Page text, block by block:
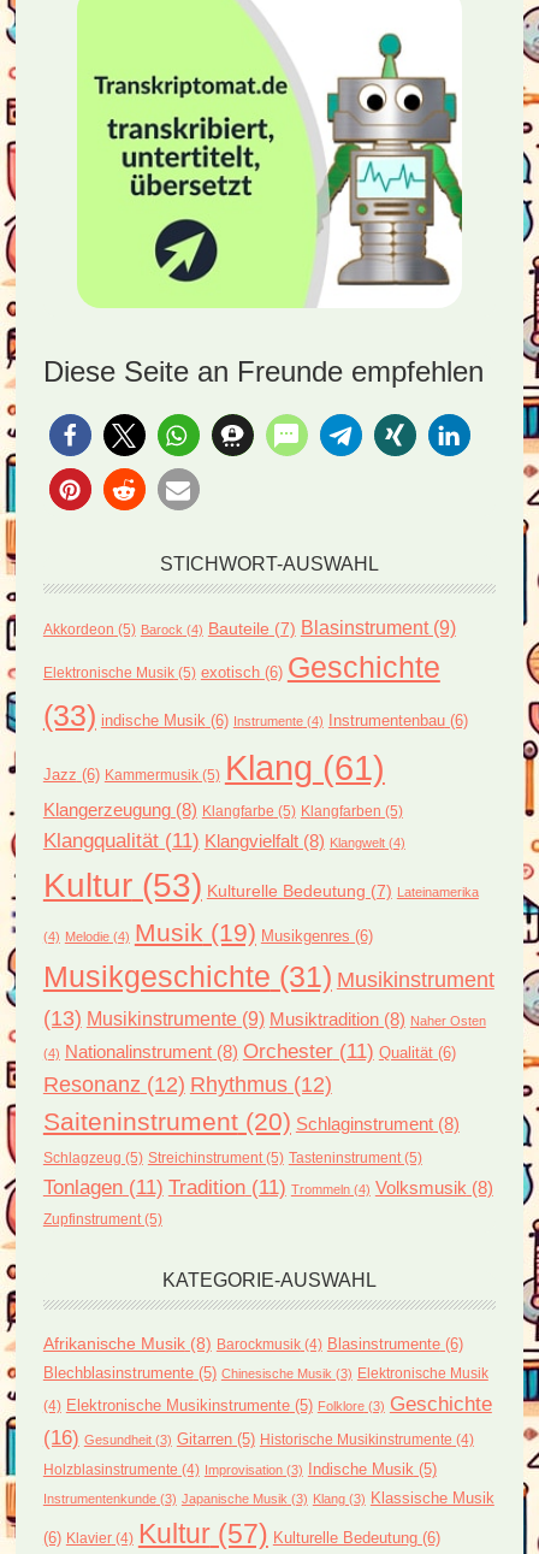
Diese Seite an Freunde empfehlen
STICHWORT-AUSWAHL
Akkordeon (5) Barock (4) Bauteile (7) Blasinstrument(9)
Elektronische Musik(5) exotisch(6) Geschichte
(33) indische Musik (6) Instrumente(4) Instrumentenbau(6)
Jazz (6) Kammermusik(5) Klang (61)
Klangerzeugung(8) Klangfarbe (5) Klangfarben (5)
Klangqualität(11) Klangvielfalt(8) Klangwelt(4)
Kultur(53) Kulturelle Bedeutung (7) Lateinamerika
(4) Melodie(4) Musik (19) Musikgenres (6)
Musikgeschichte (31) Musikinstrument
(13) Musikinstrumente(9) Musiktradition(8) Naher Osten
(4) Nationalinstrument(8) Orchester(11) Qualität(6)
Resonanz (12) Rhythmus(12)
Saiteninstrument(20) Schlaginstrument(8)
Schlagzeug (5) Streichinstrument(5) Tasteninstrument(5)
Tonlagen(11) Tradition(11) Trommeln(4) Volksmusik (8)
Zupfinstrument(5)
KATEGORIE-AUSWAHL
Afrikanische Musik(8) Barockmusik(4) Blasinstrumente(6)
Blechblasinstrumente(5) Chinesische Musik (3) Elektronische Musik
(4) Elektronische Musikinstrumente(5) Folklore(3) Geschichte
(16) Gesundheit(3) Gitarren(5) Historische Musikinstrumente (4)
Holzblasinstrumente (4) Improvisation(3) Indische Musik (5)
Instrumentenkunde(3) Japanische Musik (3) Klang(3) Klassische Musik
(6) Klavier(4) Kultur(57) Kulturelle Bedeutung(6)